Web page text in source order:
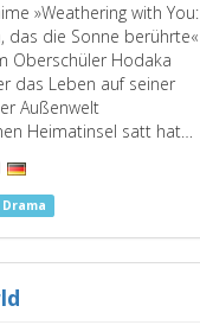
»Weathering with You:
das die Sonne berührte«
Oberschüler Hodaka
das Leben auf seiner
Außenwelt
Heimatinsel satt hat…